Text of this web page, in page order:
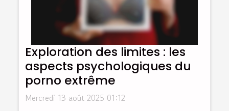
Exploration des limites : les
aspects psychologiques du
porno extrême
Mercredi 13 août 2025 01:12